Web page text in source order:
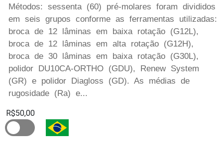
Métodos: sessenta (60) pré-molares foram divididos
em seis grupos conforme as ferramentas utilizadas:
broca de 12 lâminas em baixa rotação (G12L),
broca de 12 lâminas em alta rotação (G12H),
broca de 30 lâminas em baixa rotação (G30L),
polidor DU10CA-ORTHO (GDU), Renew System
(GR) e polidor Diagloss (GD). As médias de
rugosidade (Ra) e...
R$50,00